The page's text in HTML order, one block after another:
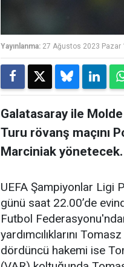
Yayınlanma: 27 Ağustos 2023 Pazar
Galatasaray ile
Turu rövanş maçını
Marciniak yönetecek.
UEFA Şampiyonlar Ligi
günü saat 22.00’de
Futbol
yardımcılıklarını
dördüncü hakemi ise